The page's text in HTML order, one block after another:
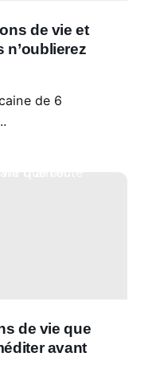
de vie et
n’oublierez
de 6
de vie que
avant